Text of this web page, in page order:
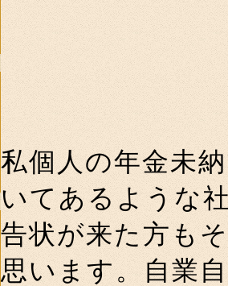
私個人の年金未
いてあるような
告状が来た方も
思います。自業